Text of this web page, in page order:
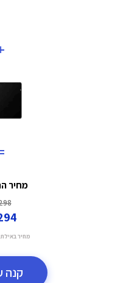
מחיר
₪
₪
מחיר באילת:
קנה